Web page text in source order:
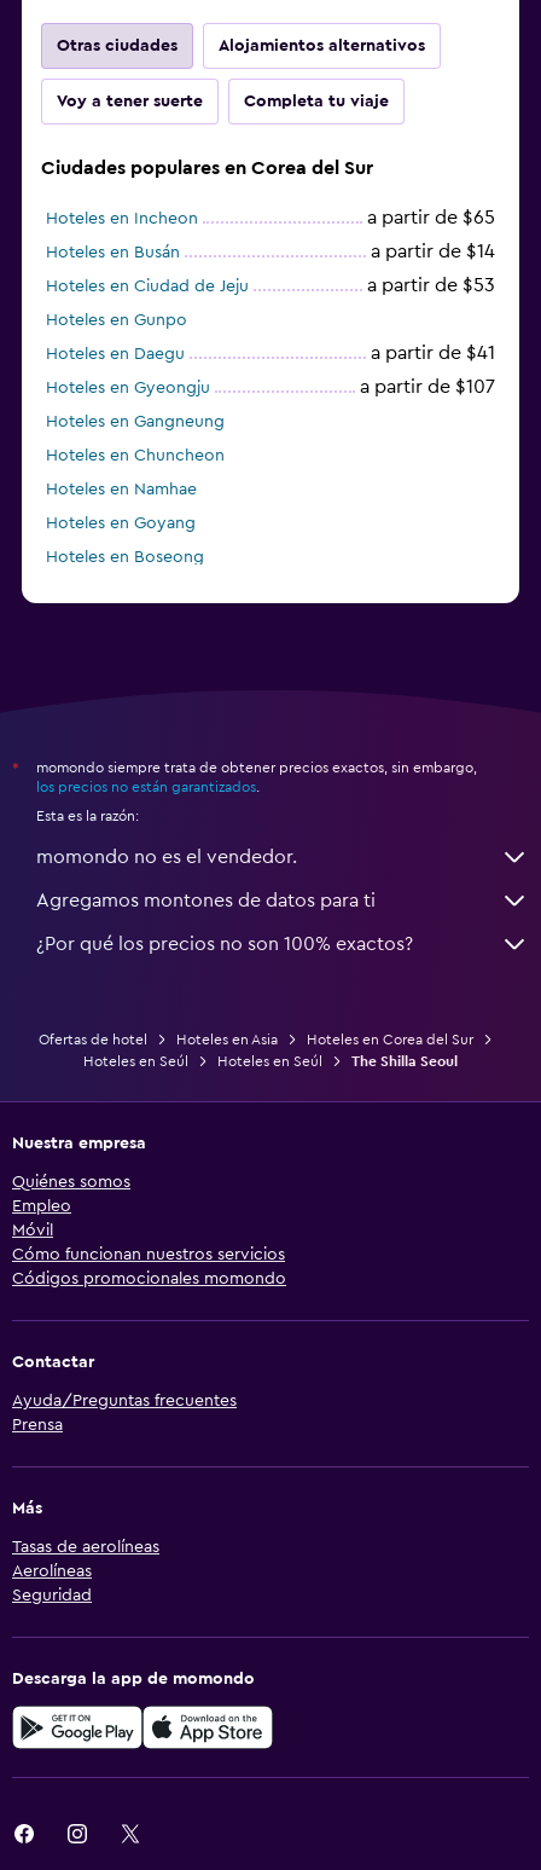
Otras ciudades Alojamientos alternativos
Voy a tener suerte Completa tu viaje
Ciudades populares en Corea del Sur
Hoteles en Incheon a partir de $65
Hoteles en Busán a partir de $14
Hoteles en Ciudad de Jeju a partir de $53
Hoteles en Gunpo
Hoteles en Daegu
a partir de $41
Hoteles en Gyeongju a partir de $107
Hoteles en Gangneung
Hoteles en Chuncheon
Hoteles en Namhae
Hoteles en Goyang
Hoteles en Boseong
*
momondo siempre trata de obtener precios exactos, sin embargo,
los precios no están garantizados
Esta es la razón:
momondo no es el vendedor.
Agregamos montones de datos para ti
¿Por qué los precios no son 100% exactos?
Ofertas de hotel Hoteles en Asia
Hoteles en Corea del Sur
Hoteles en Seúl
Hoteles en Seúl The Shilla Seoul
Nuestra empresa
Quiénes somos
Empleo
Móvil
Cómo funcionan nuestros servicios
Códigos promocionales momondo
Contactar
Ayuda/Preguntas frecuentes
Prensa
Más
Tasas de aerolíneas
Aerolíneas
Seguridad
Descarga la app de momondo